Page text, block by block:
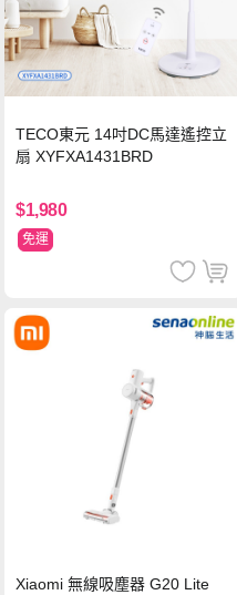
TECO東元 14吋DC馬達遙控立
扇 XYFXA1431BRD
$1,980
免運
Xiaomi 無線吸塵器 G20 Lite